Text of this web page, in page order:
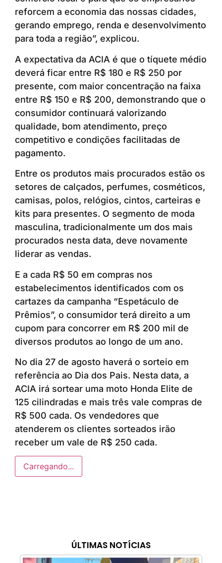
ÚLTIMAS NOTÍCIAS
reforcem a economia das nossas cidades,
gerando emprego, renda e desenvolvimento
para toda a região”, explicou.
A expectativa da ACIA é que o tíquete médio
deverá ficar entre R$ 180 e R$ 250 por
presente, com maior concentração na faixa
entre R$ 150 e R$ 200, demonstrando que o
consumidor continuará valorizando
qualidade, bom atendimento, preço
competitivo e condições facilitadas de
pagamento.
Entre os produtos mais procurados estão os
setores de calçados, perfumes, cosméticos,
camisas, polos, relógios, cintos, carteiras e
kits para presentes. O segmento de moda
masculina, tradicionalmente um dos mais
procurados nesta data, deve novamente
liderar as vendas.
E a cada R$ 50 em compras nos
estabelecimentos identificados com os
cartazes da campanha “Espetáculo de
Prêmios”, o consumidor terá direito a um
cupom para concorrer em R$ 200 mil de
diversos produtos ao longo de um ano.
No dia 27 de agosto haverá o sorteio em
referência ao Dia dos Pais. Nesta data, a
ACIA irá sortear uma moto Honda Elite de
125 cilindradas e mais três vale compras de
R$ 500 cada. Os vendedores que
atenderem os clientes sorteados irão
receber um vale de R$ 250 cada.
Carregando...